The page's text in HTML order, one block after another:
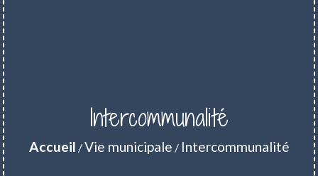
Intercommunalité
Accueil /Vie municipale / Intercommunalité